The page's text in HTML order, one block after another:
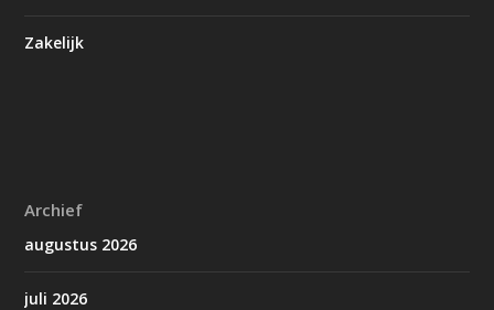
Zakelijk
Archief
augustus 2026
juli 2026